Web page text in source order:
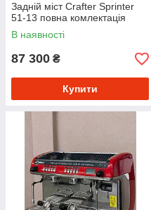
Задній міст Crafter Sprinter
51-13 повна комлектацiя
В наявності
87 300 ₴
Купити